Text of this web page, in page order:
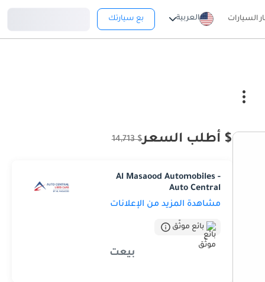
السيارات العربية بع سيارتك
$ أطلب السعر$ 14,713
Al Masaood Automobiles -
Auto Central
مشاهدة المزيد من الإعلانات
بائع موثّق
بيعت